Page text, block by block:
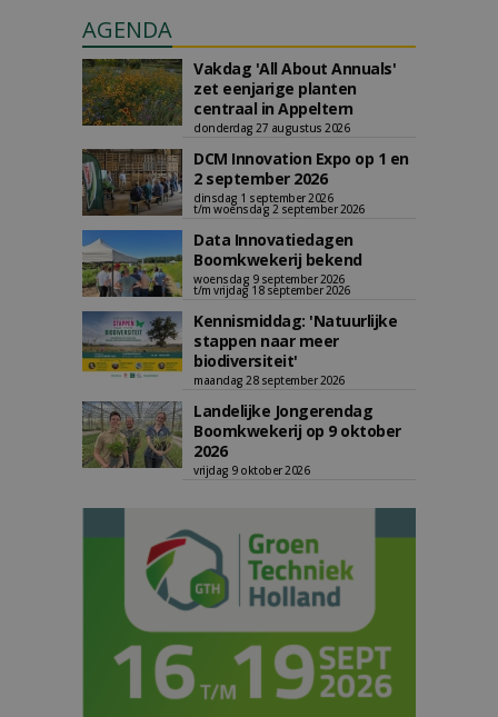
AGENDA
Vakdag 'All About Annuals'
zet eenjarige planten
centraal in Appeltern
donderdag 27 augustus 2026
DCM Innovation Expo op 1 en
2 september 2026
dinsdag 1 september 2026
t/m woensdag 2 september 2026
Data Innovatiedagen
Boomkwekerij bekend
woensdag 9 september 2026
t/m vrijdag 18 september 2026
Kennismiddag: 'Natuurlijke
stappen naar meer
biodiversiteit'
maandag 28 september 2026
Landelijke Jongerendag
Boomkwekerij op 9 oktober
2026
vrijdag 9 oktober 2026